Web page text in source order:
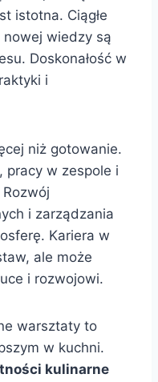
istotna. Ciągłe
wiedzy są
Doskonałość w
i
niż gotowanie.
pracy w zespole i
i zarządzania
Kariera w
ale może
i rozwojowi.
warsztaty to
w kuchni.
kulinarne